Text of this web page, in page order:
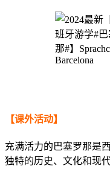
【课外活动】
充满活力的巴塞罗那是
独特的历史、文化和现